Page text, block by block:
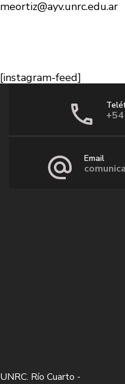
meortiz@ayv.unrc.edu.ar
[instagram-feed]
Email
UNRC. Río Cuarto -